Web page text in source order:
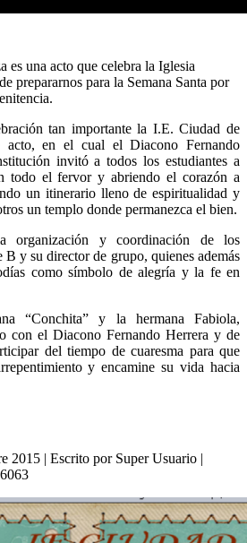
es una acto que celebra la Iglesia
prepararnos para la Semana Santa por
tan importante la I.E. Ciudad de
acto, en el cual el Diacono Fernando
invitó a todos los estudiantes a
todo el fervor y abriendo el corazón a
un itinerario lleno de espiritualidad y
un templo donde permanezca el bien.
organización y coordinación de los
B y su director de grupo, quienes además
como símbolo de alegría y la fe en
“Conchita” y la hermana Fabiola,
con el Diacono Fernando Herrera y de
del tiempo de cuaresma para que
y encamine su vida hacia
2015 | Escrito por Super Usuario |